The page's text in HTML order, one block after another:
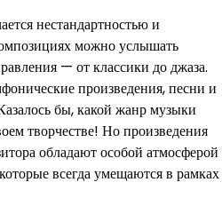
нестандартностью и
можно услышать
— от классики до джаза.
произведения, песни и
бы, какой жанр музыки
творчестве! Но произведения
обладают особой атмосферой
всегда умещаются в рамках